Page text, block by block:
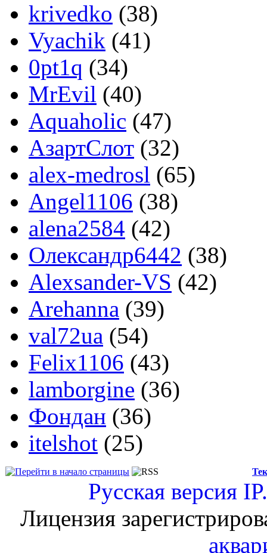
krivedko (38)
Vyachik (41)
0pt1q (34)
MrEvil (40)
Aquaholic (47)
АзартСлот (32)
alex-medrosl (65)
Angel1106 (38)
alena2584 (42)
Олександр6442 (38)
Alexsander-VS (42)
Arehanna (39)
val72ua (54)
Felix1106 (43)
lamborgine (36)
Фондан (36)
itelshot (25)
Русская версия
Лицензия